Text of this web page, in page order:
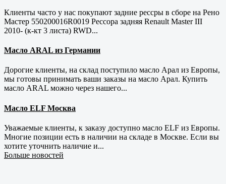
Клиенты часто у нас покупают задние рессры в сборе на Рено
Мастер 550200016R0019 Рессора задняя Renault Master III
2010- (к-кт 3 листа) RWD...
Масло ARAL из Германии
Дорогие клиенты, на склад поступило масло Арал из Европы,
мы готовы принимать ваши заказы на масло Арал. Купить
масло ARAL можно через нашего...
Масло ELF Москва
Уважаемые клиенты, к заказу доступно масло ELF из Европы.
Многие позиции есть в наличии на складе в Москве. Если вы
хотите уточнить наличие и...
Больше новостей